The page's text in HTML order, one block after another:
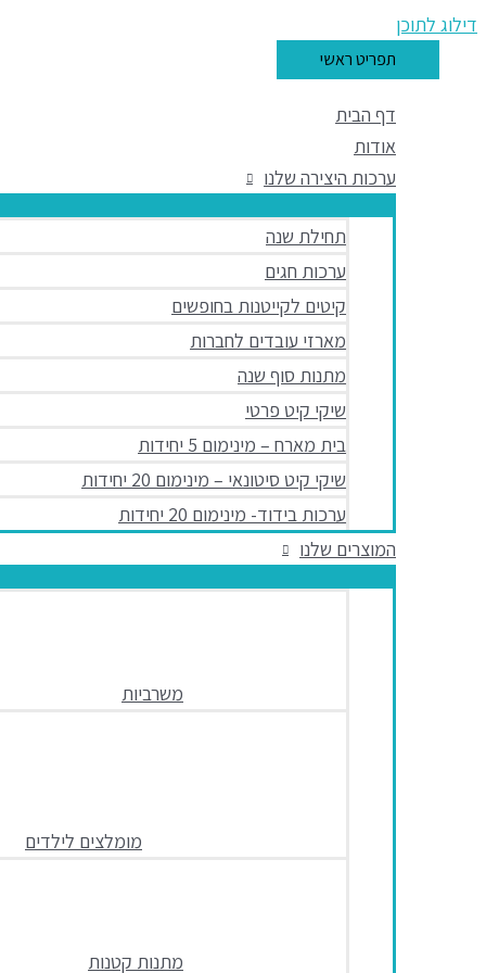
דילוג לתוכן
תפריט ראשי
דף הבית
אודות
ערכות היצירה שלנו
תחילת שנה
ערכות חגים
קיטים לקייטנות בחופשים
מארזי עובדים לחברות
מתנות סוף שנה
שיקי קיט פרטי
בית מארח – מינימום 5 יחידות
שיקי קיט סיטונאי – מינימום 20 יחידות
ערכות בידוד- מינימום 20 יחידות
המוצרים שלנו
משרביות
מומלצים לילדים
מתנות קטנות